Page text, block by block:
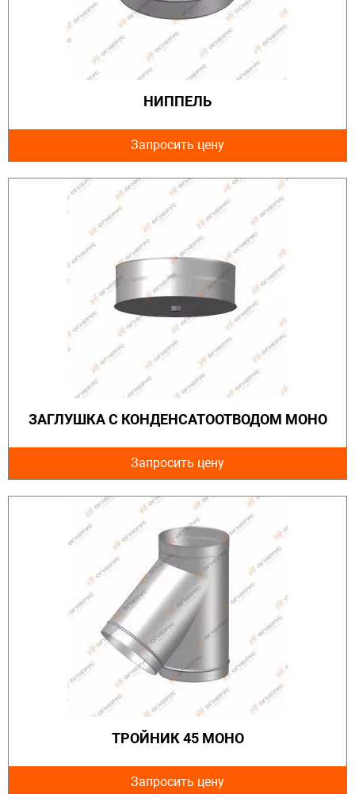
НИППЕЛЬ
Запросить цену
ЗАГЛУШКА С КОНДЕНСАТООТВОДОМ МОНО
Запросить цену
ТРОЙНИК 45 МОНО
Запросить цену